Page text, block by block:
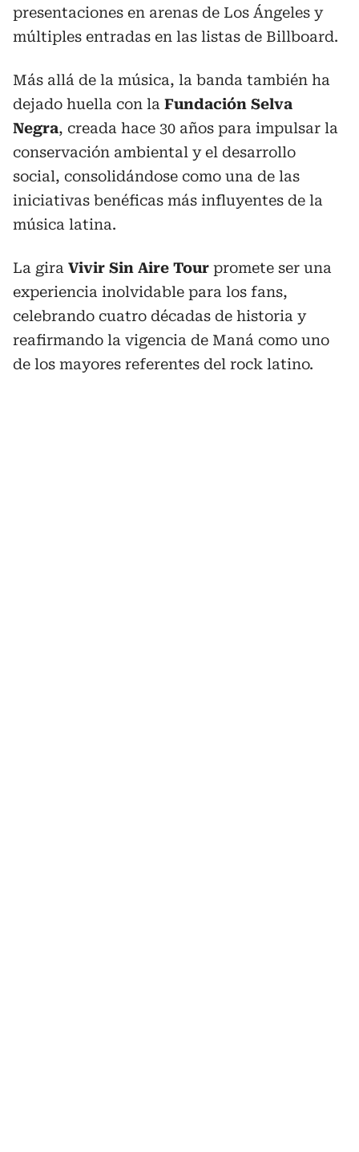
presentaciones en arenas de Los Ángeles y
múltiples entradas en las listas de Billboard.
Más allá de la música, la banda también ha
dejado huella con la Fundación Selva
Negra, creada hace 30 años para impulsar la
conservación ambiental y el desarrollo
social, consolidándose como una de las
iniciativas benéficas más influyentes de la
música latina.
La gira Vivir Sin Aire Tour promete ser una
experiencia inolvidable para los fans,
celebrando cuatro décadas de historia y
reafirmando la vigencia de Maná como uno
de los mayores referentes del rock latino.